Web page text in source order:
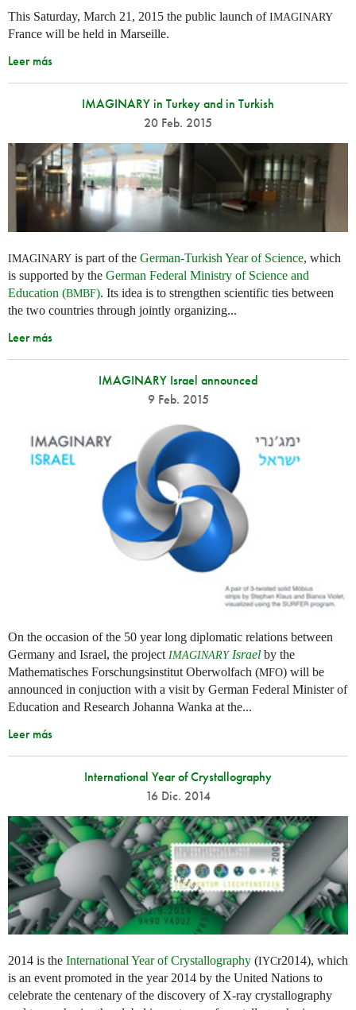
This Saturday, March 21, 2015 the public launch ofIMAGINARY
France will be held in Marseille.
Leer más
IMAGINARY in Turkey and in Turkish
20 Feb. 2015
IMAGINARY is part of the German-Turkish Year of Science, which
is supported by the German Federal Ministry of Science and
Education (BMBF). Its idea is to strengthen scientific ties between
the two countries through jointly organizing...
Leer más
IMAGINARY Israel announced
9 Feb. 2015
On the occasion of the 50 year long diplomatic relations between
Germany and Israel, the project IMAGINARYIsrael by the
Mathematisches Forschungsinstitut Oberwolfach (MFO) will be
announced in conjuction with a visit by German Federal Minister of
Education and Research Johanna Wanka at the...
Leer más
International Year of Crystallography
16 Dic. 2014
2014 is the International Year of Crystallography (IYCr2014), which
is an event promoted in the year 2014 by the United Nations to
celebrate the centenary of the discovery of X-ray crystallography